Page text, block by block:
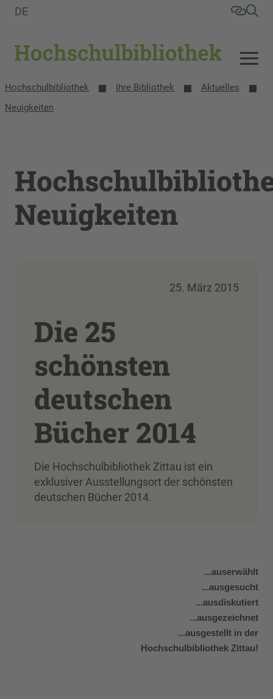
DE
Hochschulbibliothek Ihre Bibliothek
Aktuelles
Neuigkeiten
Neuigkeiten
25. März 2015
Die 25
schönsten
deutschen
Bücher 2014
Die Hochschulbibliothek Zittau ist ein
exklusiver Ausstellungsort der schönsten
deutschen Bücher 2014.
...auserwählt
...ausgesucht
...ausdiskutiert
...ausgezeichnet
...ausgestellt in der
Hochschulbibliothek Zittau!